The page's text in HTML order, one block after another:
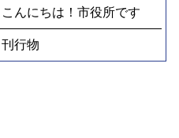
こんにちは！市役所です
刊行物